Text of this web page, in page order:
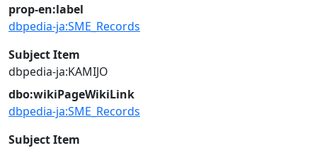
prop-en:label
dbpedia-ja:SME_Records
Subject Item
dbpedia-ja:KAMIJO
dbo:wikiPageWikiLink
dbpedia-ja:SME_Records
Subject Item